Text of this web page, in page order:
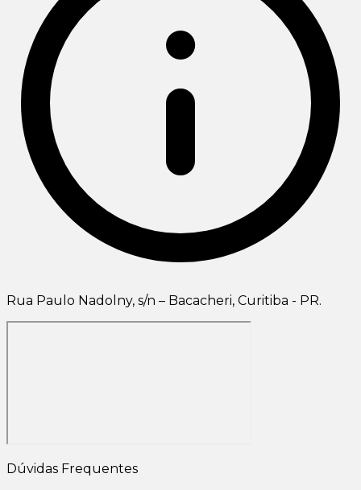
Rua Paulo Nadolny, s/n – Bacacheri, Curitiba - PR.
Dúvidas Frequentes